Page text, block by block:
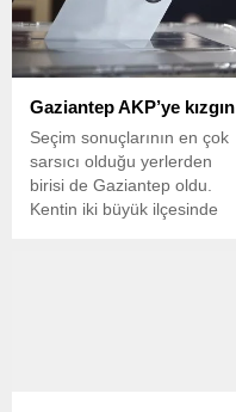
Gaziantep AKP’ye kızgın
Seçim sonuçlarının en çok
sarsıcı olduğu yerlerden
birisi de Gaziantep oldu.
Kentin iki büyük ilçesinde